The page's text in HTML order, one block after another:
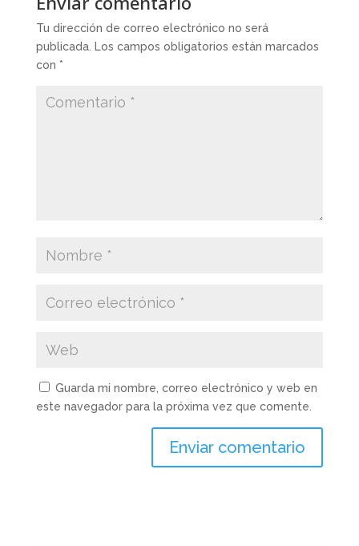
Tu dirección de correo electrónico no será
publicada. Los campos obligatorios están marcados
con *
Guarda mi nombre, correo electrónico y web en
este navegador para la próxima vez que comente.